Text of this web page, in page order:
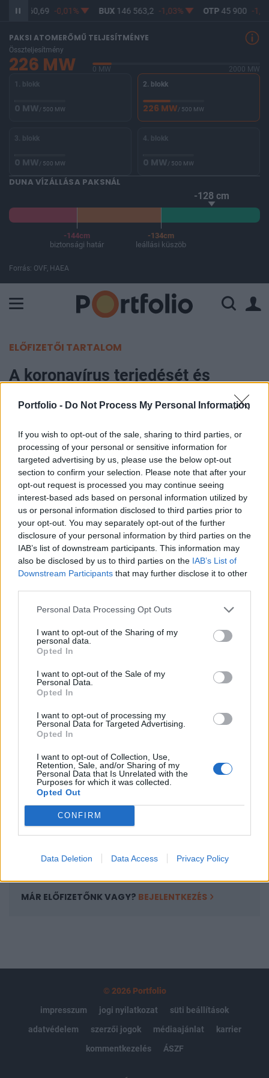
Portfolio - Do Not Process My Personal Information
If you wish to opt-out of the sale, sharing to third parties, or
processing of your personal or sensitive information for
targeted advertising by us, please use the below opt-out
section to confirm your selection. Please note that after your
opt-out request is processed you may continue seeing
interest-based ads based on personal information utilized by
us or personal information disclosed to third parties prior to
your opt-out. You may separately opt-out of the further
disclosure of your personal information by third parties on the
IAB’s list of downstream participants. This information may
also be disclosed by us to third parties on the IAB’s List of
Downstream Participants that may further disclose it to other
Personal Data Processing Opt Outs
I want to opt-out of the Sharing of my
personal data.
Opted In
I want to opt-out of the Sale of my
Personal Data.
Opted In
I want to opt-out of processing my
Personal Data for Targeted Advertising.
Opted In
I want to opt-out of Collection, Use,
Retention, Sale, and/or Sharing of my
Personal Data that Is Unrelated with the
Purposes for which it was collected.
Opted Out
CONFIRM
Data Deletion Data Access Privacy Policy
64 260,69 -0,01% BUX146 563,2 -1,03% OTP45 900 -
PAKSI ATOMERŐMŰ TELJESÍTMÉNYE
Összteljesítmény
226 MW 0 MW
2000 MW
1. blokk
0 MW/ 500 MW
2. blokk
226 MW/ 500 MW
3. blokk
0 MW/ 500 MW
4. blokk
0 MW/ 500 MW
DUNA VÍZÁLLÁSA PAKSNÁL
-128 cm
-144cm
biztonsági határ
-134cm
leállási küszöb
Forrás: OVF, HAEA
ELŐFIZETŐI TARTALOM
A koronavírus terjedését és
tüneteit is enyhíti egy gyógyszer
az első tesztek szerint
Portfolio
2020. szeptember 30. 08:11
A Regeneron biotech vállalat korai
teszteredményei szerint a koronavírus betegek
kezelésére gyártott antitest-készítmény
hatásosnak tűnik: csökkenti a vírus jelenlétét a
betegek szervezetében és enyhíti a tüneteket.
A legnagyobb állapotjavulást azoknál a pácienseknél érte
el a Regeneron készítménye, akiknél a vírusra nem reagált
megfelelő természetes immunválasszal a szervezetük. Az
vizsgálatával jutottak, jelenleg 1000 főn tesztelik az
antitest-készítményt, de az eredmények nagyon biztatóak
A keresett cikk a portfolio.hu hírarchívumához
tartozik, melynek olvasása előfizetéses
regisztrációhoz kötött.
Az előfizetés a következőket tartalmazza:
Portfolio.hu teljes cikkarchívum
Kötéslisták: BÉT elmúlt 2 év napon belüli
MÁR ELŐFIZETŐNK VAGY? BEJELENTKEZÉS
© 2026 Portfolio
impresszum
jogi nyilatkozat
süti beállítások
adatvédelem
szerzői jogok médiaajánlat
karrier
kommentkezelés
ÁSZF